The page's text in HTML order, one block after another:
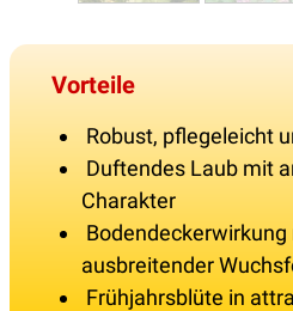
Vorteile
Robust, pflegeleicht
Duftendes Laub mit
Charakter
Bodendeckerwirkung
ausbreitender
Frühjahrsblüte in